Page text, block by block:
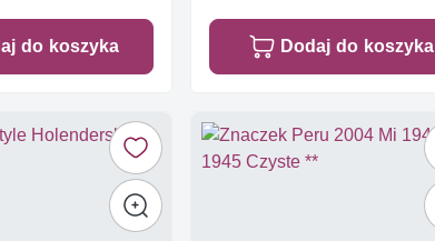
do koszyka Dodaj do koszyka